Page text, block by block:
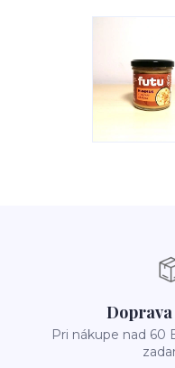
Pri nákupe nad 60